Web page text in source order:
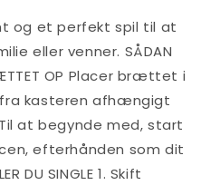
og et perfekt spil til at
eller venner. SÅDAN
OP Placer brættet i
kasteren afhængigt
at begynde med, start
efterhånden som dit
DU SINGLE 1. Skift